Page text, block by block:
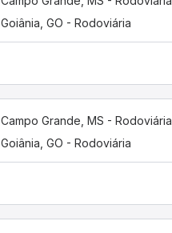
Goiânia, GO - Rodoviária
Campo Grande, MS - Rodoviária
Goiânia, GO - Rodoviária